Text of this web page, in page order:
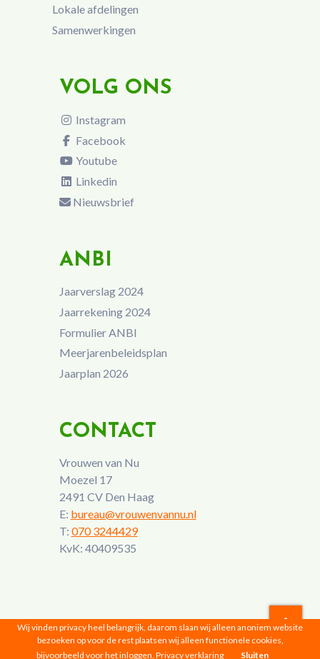
Lokale afdelingen
Samenwerkingen
VOLG ONS
Instagram
Facebook
Youtube
Linkedin
Nieuwsbrief
ANBI
Jaarverslag 2024
Jaarrekening 2024
Formulier ANBI
Meerjarenbeleidsplan
Jaarplan 2026
CONTACT
Vrouwen van Nu
Moezel 17
2491 CV Den Haag
E: bureau@vrouwenvannu.nl
T: 070 3244429
KvK: 40409535
Vrouwen van Nu © 2026 |Privacyverklaring
Wij vinden privacy heel belangrijk, daarom slaan wij alleen anoniem website
bezoeken op voor de rest plaatsen wij alleen functionele cookies,
bijvoorbeeld voor het inloggen. Privacy verklaring Sluiten